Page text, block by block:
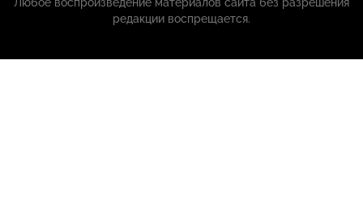
Любое воспроизведение материалов сайта без разрешения
редакции воспрещается.